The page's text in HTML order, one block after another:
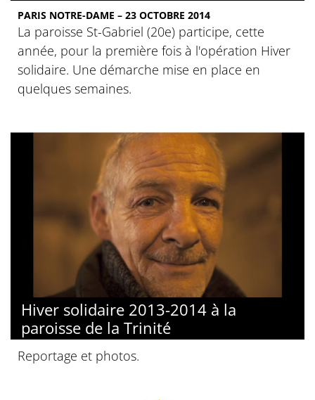
PARIS NOTRE-DAME – 23 OCTOBRE 2014
La paroisse St-Gabriel (20e) participe, cette
année, pour la première fois à l'opération Hiver
solidaire. Une démarche mise en place en
quelques semaines.
Hiver solidaire 2013-2014 à la
paroisse de la Trinité
Reportage et photos.